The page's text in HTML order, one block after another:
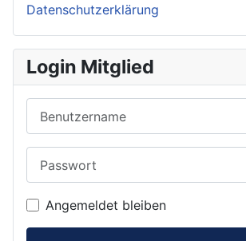
Datenschutzerklärung
Login Mitglied
Angemeldet bleiben